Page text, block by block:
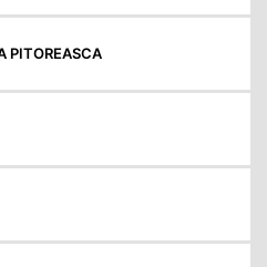
PITOREASCA